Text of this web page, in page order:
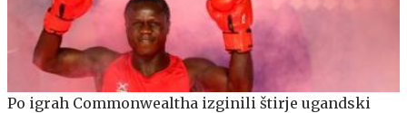
Po igrah Commonwealtha izginili štirje ugandski